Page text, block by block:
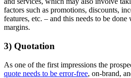
factors such as promotions, discounts,
features, etc. – and this needs to be
margins.
3) Quotation
As one of the first impressions the
quote needs to be error-free, on-brand,